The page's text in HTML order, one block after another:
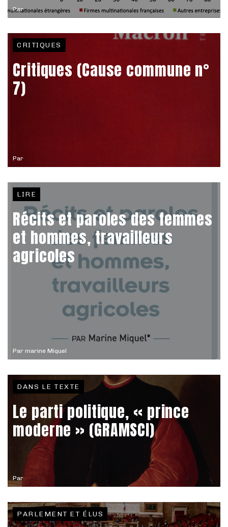
Par
Par
CRITIQUES
Critiques (Cause commune n°
7)
Par marine Miquel
LIRE
Récits et paroles des femmes
et hommes, travailleurs
agricoles
Par
DANS LE TEXTE
Le parti politique, « prince
moderne » (GRAMSCI)
PARLEMENT ET ÉLUS